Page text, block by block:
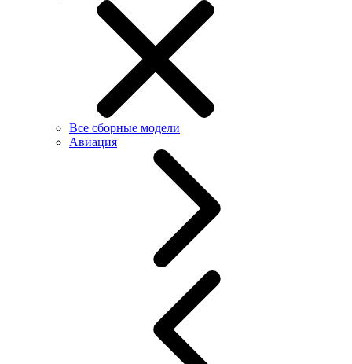
Все сборные модели
Авиация